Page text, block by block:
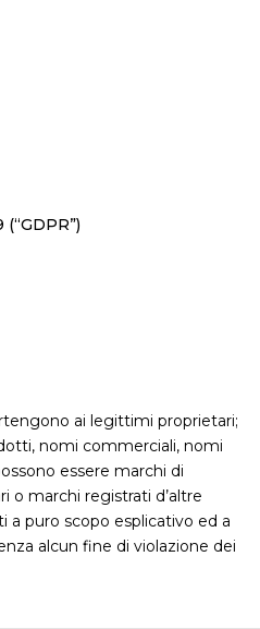
ai legittimi proprietari;
nomi commerciali, nomi
essere marchi di
o marchi registrati d’altre
a puro scopo esplicativo ed a
alcun fine di violazione dei